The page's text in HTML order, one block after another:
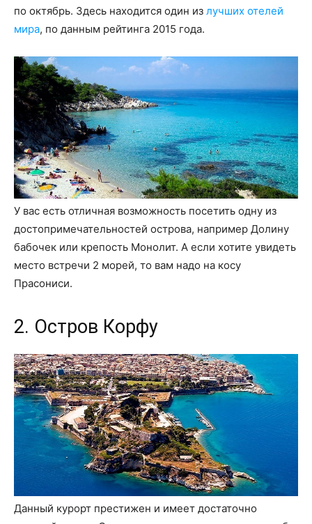
по октябрь. Здесь находится один из лучших отелей
мира, по данным рейтинга 2015 года.
У вас есть отличная возможность посетить одну из
достопримечательностей острова, например Долину
бабочек или крепость Монолит. А если хотите увидеть
место встречи 2 морей, то вам надо на косу
Прасониси.
2. Остров Корфу
Данный курорт престижен и имеет достаточно